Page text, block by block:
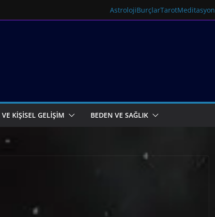
AstrolojiBurçlarTarotMeditasyon
KİŞİSEL GELİŞİM BEDEN VE SAĞLIK